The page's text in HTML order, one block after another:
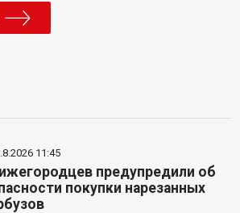
11:45
предупредили об
покупки нарезанных